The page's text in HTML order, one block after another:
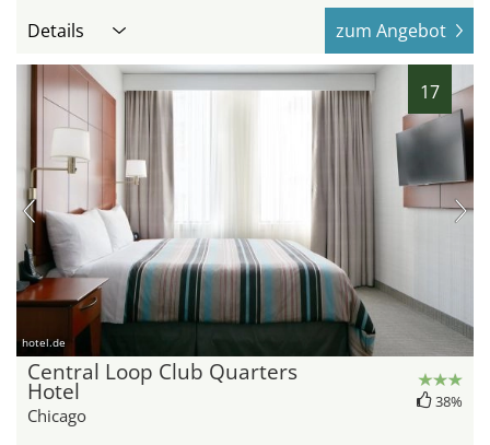
Details zum Angebot
17
hotel.de
Central Loop Club Quarters
Hotel
Chicago
38%